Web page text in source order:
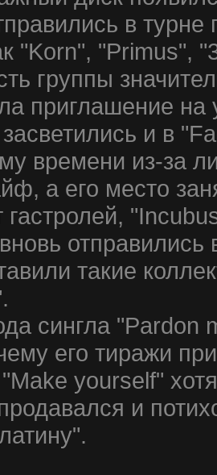
в турне
"Korn", "Primus",
группы
приглашение
и в
времени из-за
а его место
гастролей,
такие
сингла "Pardon
его тиражи
yourself"
и